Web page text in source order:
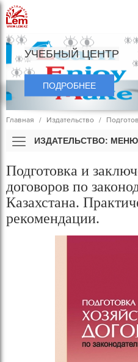
УЧЕБНЫЙ ЦЕНТР
ПОДРОБНЕЕ
Главная Издательство
ИЗДАТЕЛЬСТВО: МЕНЮ
Подготовка и
договоров по
Казахстана.
рекомендации.